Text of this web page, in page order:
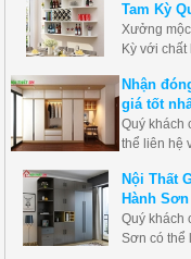
Tam Kỳ
Xưởng
Kỳ với
tôi cảm ơn
tôi.
Nhận
giá tốt
Quý khách
thể liên hệ
xuất nên
Kỹ Thuật
trường tại
Nội Thất
Hành
Quý khách
Sơn có thể